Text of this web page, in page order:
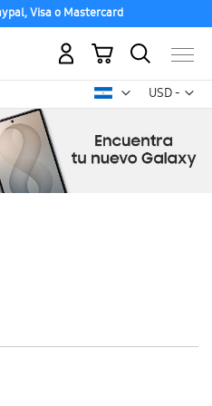
Visa o Mastercard
a tu hogar desde 48h hábiles
USD -
dólar
Mi carrito